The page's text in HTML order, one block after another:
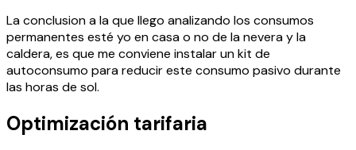
La conclusion a la que llego analizando los consumos
permanentes esté yo en casa o no de la nevera y la
caldera, es que me conviene instalar un kit de
autoconsumo para reducir este consumo pasivo durante
las horas de sol.
Optimización tarifaria